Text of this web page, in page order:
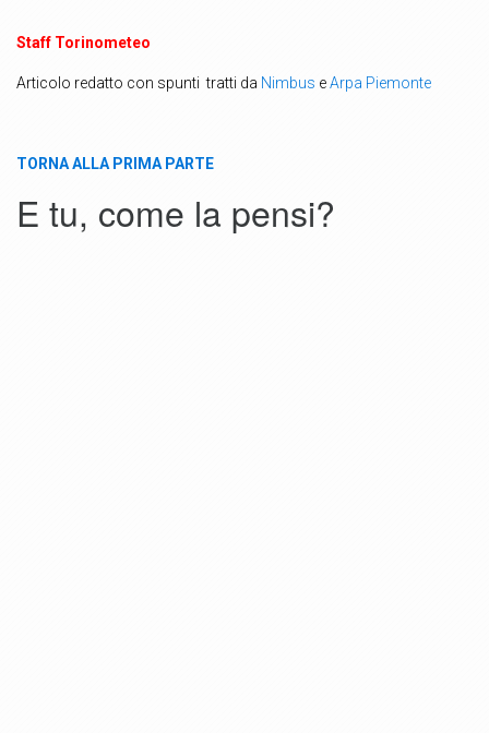
Staff Torinometeo
Articolo redatto con spunti tratti da Nimbus eArpa Piemonte
TORNA ALLA PRIMA PARTE
E tu, come la pensi?